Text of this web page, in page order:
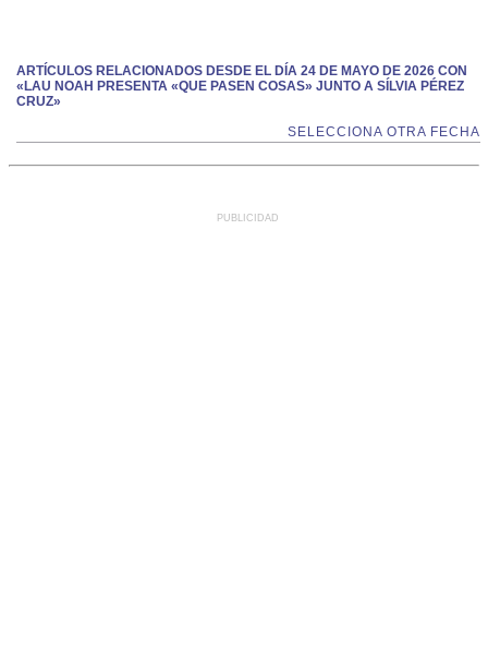
ARTÍCULOS RELACIONADOS DESDE EL DÍA 24 DE MAYO DE 2026 CON
«LAU NOAH PRESENTA «QUE PASEN COSAS» JUNTO A SÍLVIA PÉREZ
CRUZ»
SELECCIONA OTRA FECHA
PUBLICIDAD